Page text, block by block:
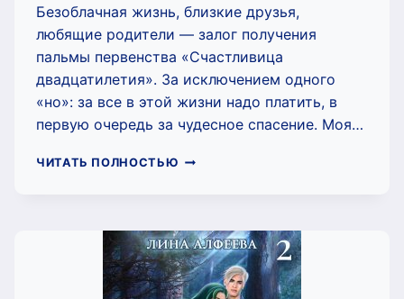
Безоблачная жизнь, близкие друзья,
любящие родители — залог получения
пальмы первенства «Счастливица
двадцатилетия». За исключением одного
«но»: за все в этой жизни надо платить, в
первую очередь за чудесное спасение. Моя…
ЧИТАТЬ ПОЛНОСТЬЮ ДАРОВАННАЯ